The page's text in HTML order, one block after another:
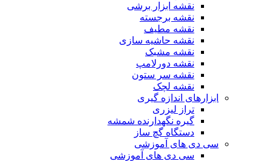
نقشه ابزار برشی
نقشه برجسته
نقشه مطیف
نقشه حاشیه سازی
نقشه مشبک
نقشه دورلامپ
نقشه سر ستون
نقشه لچک
ابزارهای اندازه گیری
تراز لیزری
گیره نگهدارنده شمشه
دستگاه گچ ساز
سی دی های آموزشی
سی دی های آموزشی